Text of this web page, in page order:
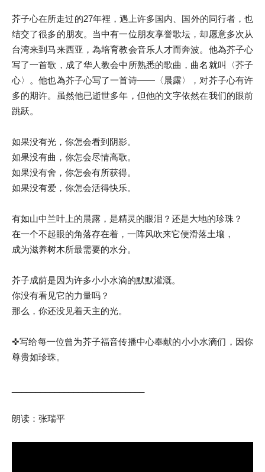
芥子心在所走过的27年裡，遇上许多国内、国外的同行者，也
结交了很多的朋友。当中有一位朋友享誉歌坛，却愿意多次从
台湾来到马来西亚，為培育教会音乐人才而奔波。他為芥子心
写了一首歌，成了华人教会中所熟悉的歌曲，曲名就叫〈芥子
心〉。他也為芥子心写了一首诗――〈晨露〉，对芥子心有许
多的期许。虽然他已逝世多年，但他的文字依然在我们的眼前
跳跃。
如果没有光，你怎会看到阴影。
如果没有曲，你怎会尽情高歌。
如果没有舍，你怎会有所获得。
如果没有爱，你怎会活得快乐。
有如山中兰叶上的晨露，是精灵的眼泪？还是大地的珍珠？
在一个不起眼的角落存在着，一阵风吹来它便滑落土壤，
成为滋养树木所最需要的水分。
芥子成荫是因为许多小小水滴的默默灌溉。
你没有看见它的力量吗？
那么，你还没见着天主的光。
✜写给每一位曾为芥子福音传播中心奉献的小小水滴们，因你
尊贵如珍珠。
朗读：张瑞平